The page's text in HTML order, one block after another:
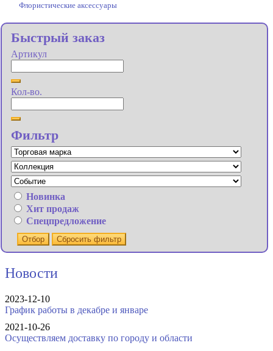
Флористические аксессуары
Быстрый заказ
Артикул
Кол-во.
Фильтр
Новинка
Хит продаж
Спецпредложение
Отбор Сбросить фильтр
Новости
2023-12-10
График работы в декабре и январе
2021-10-26
Осуществляем доставку по городу и области